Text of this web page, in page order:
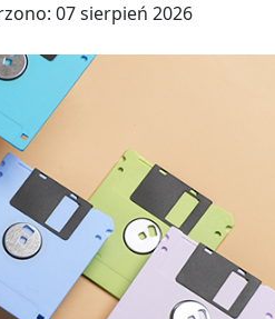
07 sierpień 2026